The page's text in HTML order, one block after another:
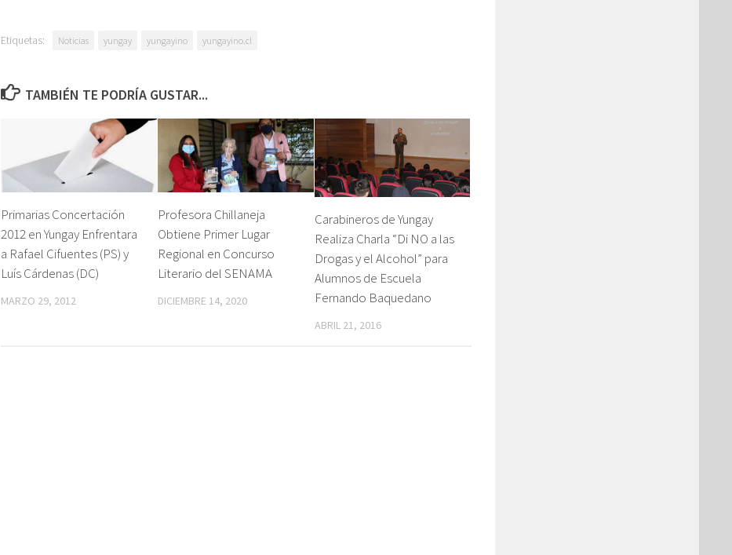
Etiquetas: Noticias yungay yungayino yungayino.cl
TAMBIÉN TE PODRÍA GUSTAR...
Primarias Concertación
2012 en Yungay Enfrentara
a Rafael Cifuentes (PS) y
Luís Cárdenas (DC)
MARZO 29, 2012
Profesora Chillaneja
Obtiene Primer Lugar
Regional en Concurso
Literario del SENAMA
DICIEMBRE 14, 2020
Carabineros de Yungay
Realiza Charla “Di NO a las
Drogas y el Alcohol” para
Alumnos de Escuela
Fernando Baquedano
ABRIL 21, 2016